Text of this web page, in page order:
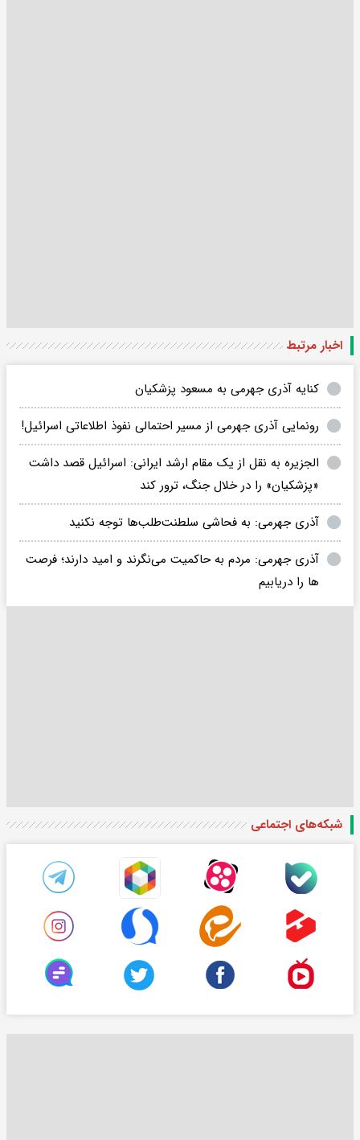
اخبار مرتبط
کنایه آذری جهرمی به مسعود پزشکیان
رونمایی آذری جهرمی از مسیر احتمالی نفوذ اطلاعاتی اسرائیل!
الجزیره به نقل از یک مقام ارشد ایرانی: اسرائیل قصد داشت
«پزشکیان» را در خلال جنگ، ترور کند
آذری جهرمی: به فحاشی سلطنت‌طلب‌ها توجه نکنید
آذری جهرمی: مردم به حاکمیت می‌نگرند و امید دارند؛ فرصت
ها را دریابیم
شبکه‌های اجتماعی